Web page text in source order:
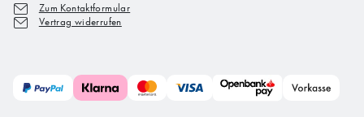
Zum Kontaktformular
Vertrag widerrufen